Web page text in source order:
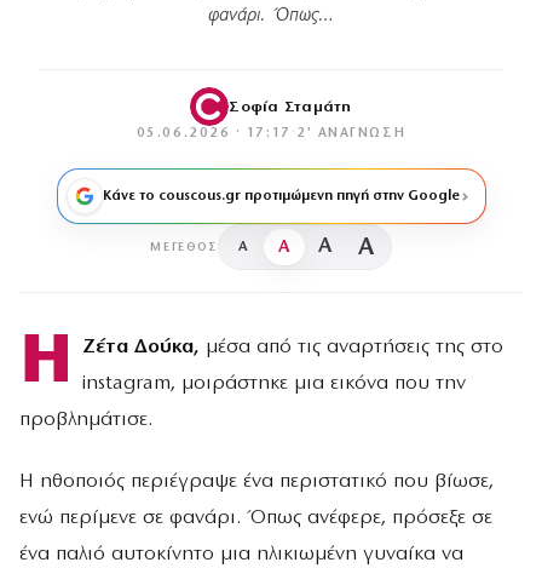
φανάρι. Όπως…
Σοφία Σταμάτη
05.06.2026 · 17:17 · 2′ ΑΝΆΓΝΩΣΗ
Κάνε το couscous.gr προτιμώμενη πηγή στην Google
ΜΈΓΕΘΟΣ A A A A
Η Ζέτα Δούκα, μέσα από τις αναρτήσεις της στο
instagram, μοιράστηκε μια εικόνα που την
προβλημάτισε.
Η ηθοποιός περιέγραψε ένα περιστατικό που βίωσε,
ενώ περίμενε σε φανάρι. Όπως ανέφερε, πρόσεξε σε
ένα παλιό αυτοκίνητο μια ηλικιωμένη γυναίκα να